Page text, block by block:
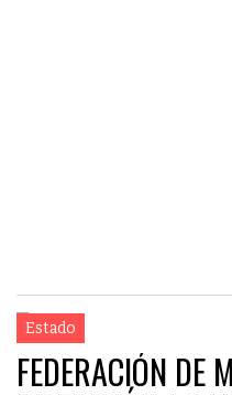
Estado
FEDERACIÓN DE